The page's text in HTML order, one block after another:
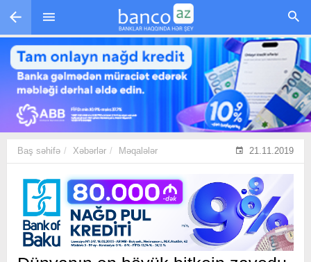
Skip to main content
Baş səhifə Xəbərlər Məqalələr 21.11.2019